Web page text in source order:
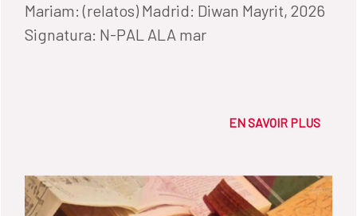
Mariam: (relatos) Madrid: Diwan Mayrit, 2026
Signatura: N-PAL ALA mar
EN SAVOIR PLUS